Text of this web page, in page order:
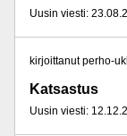
kirjoittanut perho-
Katsastus
Uusin viesti: